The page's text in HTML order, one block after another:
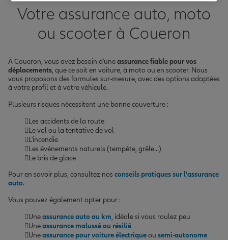
Votre assurance auto, moto
ou scooter à Coueron
À Coueron, vous avez besoin d'uneassurance fiable pour vos
déplacements, que ce soit en voiture, à moto ou en scooter. Nous
vous proposons des formules sur-mesure, avec des options adaptées
à votre profil et à votre véhicule.
Plusieurs risques nécessitent une bonne couverture :
Les accidents de la route
Le vol ou la tentative de vol
L'incendie
Les événements naturels (tempête, grêle...)
Le bris de glace
Pour en savoir plus, consultez nos conseils pratiques sur l'assurance
auto.
Vous pouvez également opter pour :
Uneassurance auto au km, idéale si vous roulez peu
Uneassurance malussé ou résilié
Uneassurance pour voiture électriqueou semi-autonome